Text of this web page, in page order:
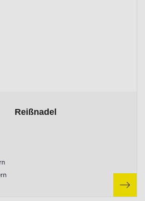
Reißnadel
on the options chosen on the product page